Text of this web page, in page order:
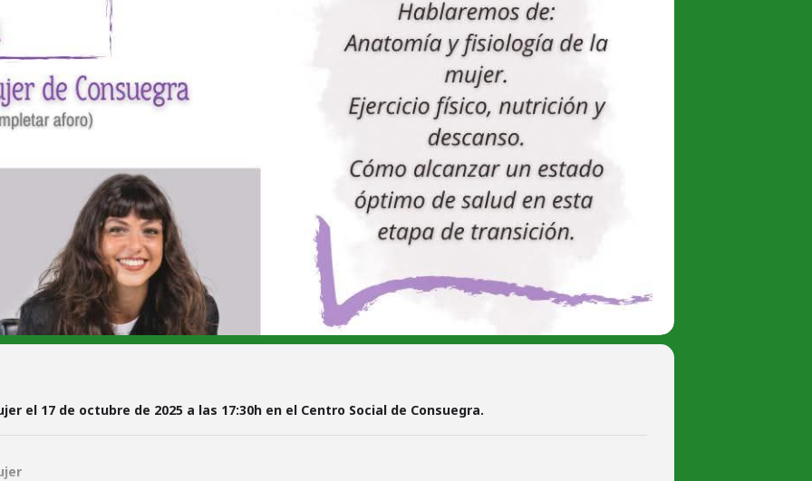
el 17 de octubre de 2025 a las 17:30h en el Centro Social de Consuegra.